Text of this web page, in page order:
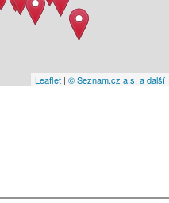
Leaflet | © Seznam.cz a.s. a další